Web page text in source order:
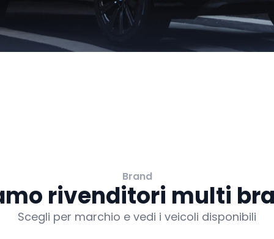
Brand
rivenditori multi
Scegli per marchio e vedi i veicoli disponibili